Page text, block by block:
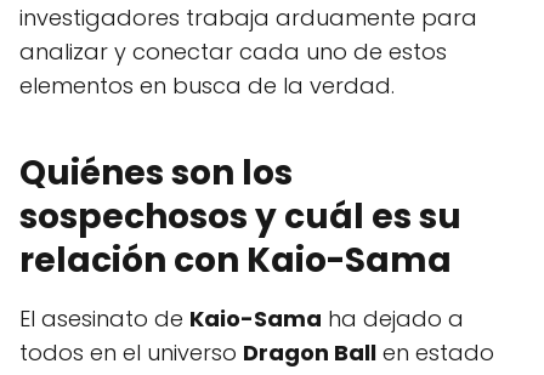
investigadores trabaja arduamente para
analizar y conectar cada uno de estos
elementos en busca de la verdad.
Quiénes son los
sospechosos y cuál es su
relación con Kaio-Sama
El asesinato de Kaio-Sama ha dejado a
todos en el universo Dragon Ball en estado